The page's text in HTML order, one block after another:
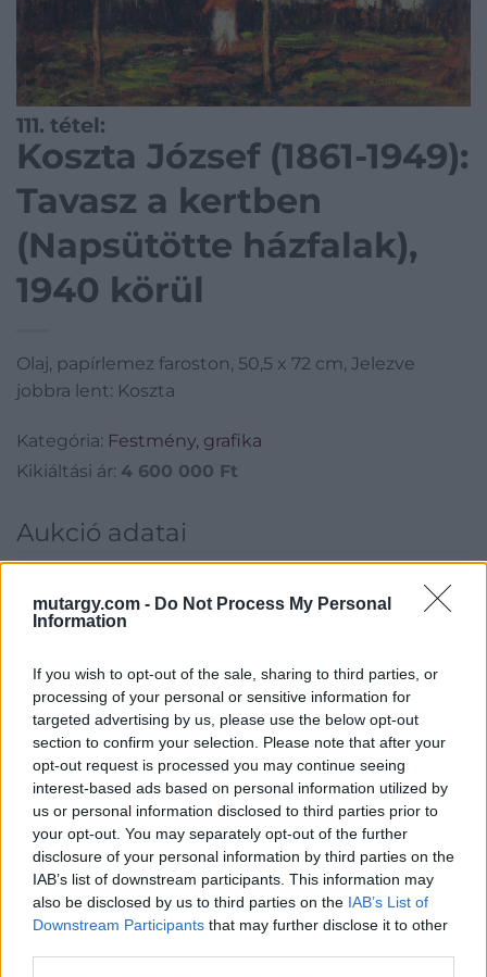
mutargy.com - Do Not Process My Personal
Information
If you wish to opt-out of the sale, sharing to third parties, or
processing of your personal or sensitive information for
targeted advertising by us, please use the below opt-out
section to confirm your selection. Please note that after your
opt-out request is processed you may continue seeing
interest-based ads based on personal information utilized by
us or personal information disclosed to third parties prior to
your opt-out. You may separately opt-out of the further
disclosure of your personal information by third parties on the
IAB’s list of downstream participants. This information may
also be disclosed by us to third parties on the IAB’s List of
Downstream Participants that may further disclose it to other
111. tétel:
Koszta József (1861-1949):
Tavasz a kertben
(Napsütötte házfalak),
1940 körül
Olaj, papírlemez faroston, 50,5 x 72 cm, Jelezve
jobbra lent: Koszta
Kategória: Festmény, grafika
Kikiáltási ár: 4 600 000 Ft
Aukció adatai
Aukció neve:66. Művészeti aukció
Aukció dátuma: 2021.06.02
Aukció helye: Budapest Kongresszusi Központ
Tételszám: 111
Eladó adatai
Eladó:Virág Judit Galéria
Cím: Nemes Zsófia
Mű-Terem Galéria Kft.
1055 Budapest, Falk Miksa u. 30
Telefon: 36-1-312-2071, 269-4681 269-4681
Weboldal:http://www.viragjuditgaleria.hu